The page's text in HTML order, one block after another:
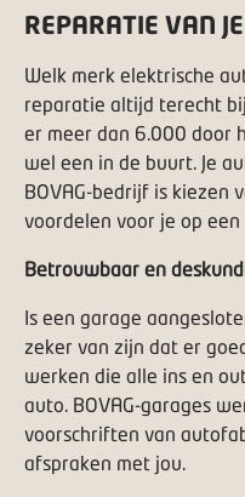
REPARATIE VAN
Welk merk elektrische
reparatie altijd terecht
er meer dan 6.000 door
wel een in de buurt. Je
BOVAG-bedrijf is kiezen
voordelen voor je op een
Betrouwbaar en
Is een garage
zeker van zijn dat er
werken die alle ins en
auto. BOVAG-garages
voorschriften van
afspraken met jou.